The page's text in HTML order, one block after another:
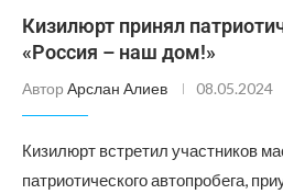
Кизилюрт принял
«Россия – наш дом!»
Автор Арслан Алиев 08.05.2024
Кизилюрт встретил участников
патриотического автопробега,